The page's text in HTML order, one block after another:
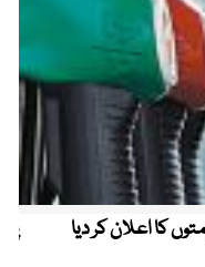
کا اعلان کر دیا